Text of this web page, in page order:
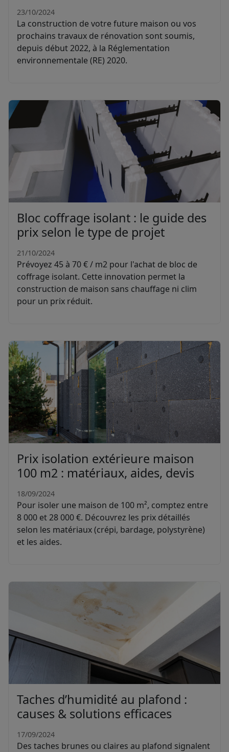
23/10/2024
La construction de votre future maison ou vos
prochains travaux de rénovation sont soumis,
depuis début 2022, à la Réglementation
environnementale (RE) 2020.
Bloc coffrage isolant : le guide des
prix selon le type de projet
21/10/2024
Prévoyez 45 à 70 € / m2 pour l'achat de bloc de
coffrage isolant. Cette innovation permet la
construction de maison sans chauffage ni clim
pour un prix réduit.
Prix isolation extérieure maison
100 m2 : matériaux, aides, devis
18/09/2024
Pour isoler une maison de 100 m², comptez entre
8 000 et 28 000 €. Découvrez les prix détaillés
selon les matériaux (crépi, bardage, polystyrène)
et les aides.
Taches d’humidité au plafond :
causes & solutions efficaces
17/09/2024
Des taches brunes ou claires au plafond signalent